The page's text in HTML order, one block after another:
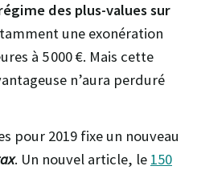
des plus-values sur
une exonération
à 5 000 €. Mais cette
n’aura perduré
pour 2019 fixe un nouveau
. Un nouvel article, le 150